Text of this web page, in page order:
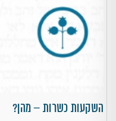
השקעות כשרות – מהן?